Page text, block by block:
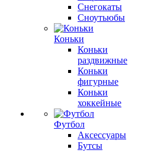
Снегокаты
Сноутьюбы
Коньки
Коньки
раздвижные
Коньки
фигурные
Коньки
хоккейные
Футбол
Аксессуары
Бутсы